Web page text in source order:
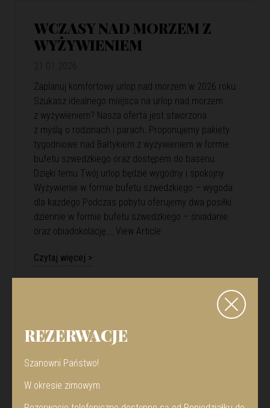
WCZASY NAD MORZEM Z
WYŻYWIENIEM
Zaplanuj komfortowy urlop nad morzem w 2026 roku
Szukasz idealnego miejsca na urlop nad morzem
z wyżywieniem? Nasza oferta jest stworzona
z myślą o rodzinach i parach. Proponujemy pakiety
tygodniowe nad Bałtykiem z wyżywieniem w formie
bufetu szwedzkiego oraz dostępem do basenu.
Dzięki temu Twój urlop będzie wygodny i spokojny.
Wyżywienie w formie bufetu szwedzkiego – wygoda
dla każdego Podczas pobytu oferujemy dwa posiłki
dziennie w formie bufetu szwedzkiego – śniadanie
oraz obiadokolację…. View Article
Czytaj więcej >
REZERWACJE
Szanowni Państwo!
W okresie zimowym